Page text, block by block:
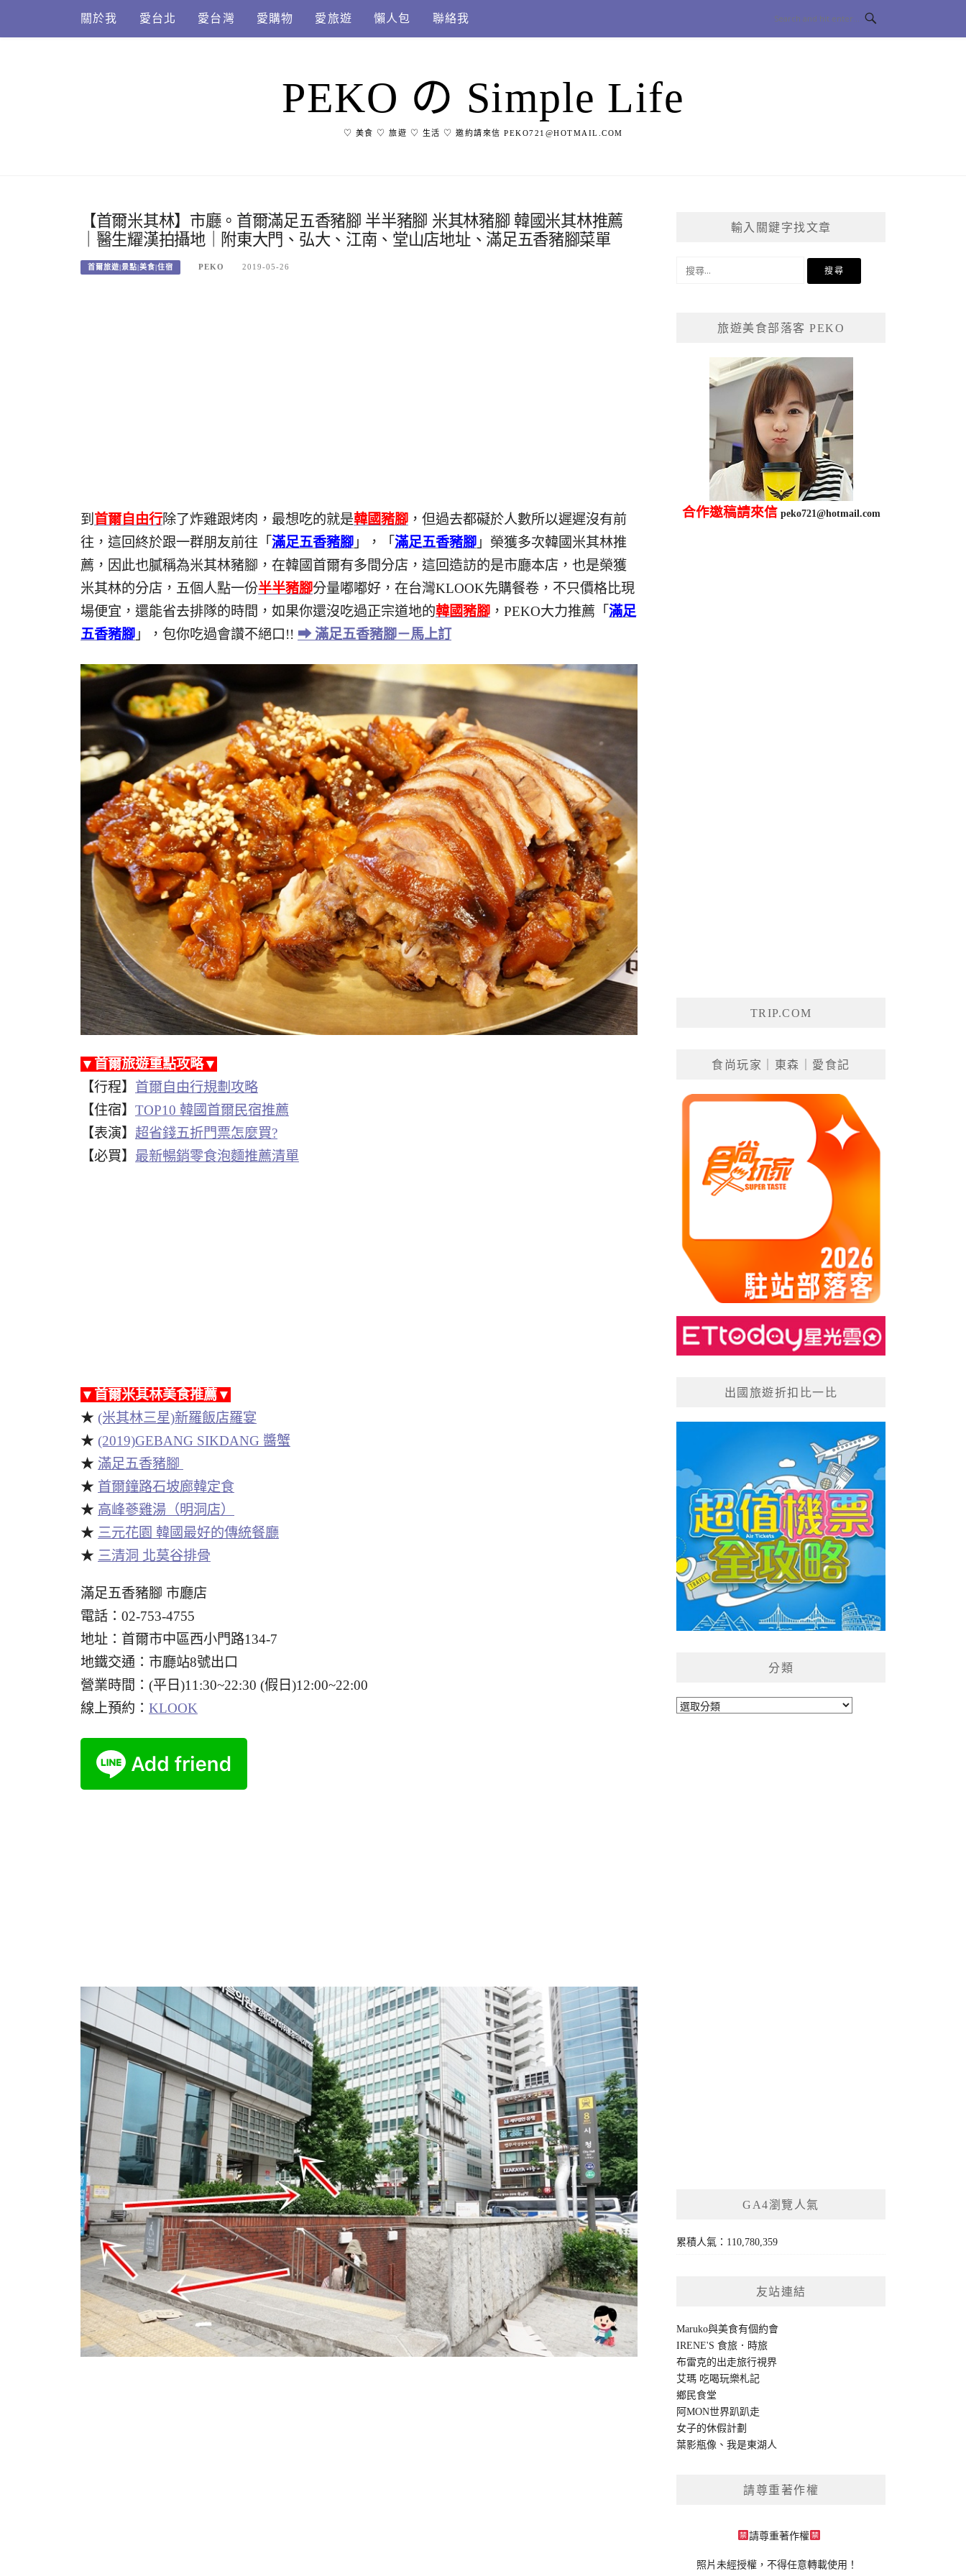
content
關於我 愛台北 愛台灣 愛購物 愛旅遊 懶人包 聯絡我
PEKO の Simple Life
♡ 美食 ♡ 旅遊 ♡ 生活 ♡ 邀約請來信 PEKO721@HOTMAIL.COM
【首爾米其林】市廳。首爾滿足五香豬腳 半半豬腳 米其林豬腳 韓國米其林推薦
｜醫生耀漢拍攝地｜附東大門、弘大、江南、堂山店地址、滿足五香豬腳菜單
首爾旅遊|景點|美食|住宿 PEKO 2019-05-26
到 首爾自由行除了炸雞跟烤肉，最想吃的就是韓國豬腳 ，但過去都礙於人數所以遲遲沒有前
往，這回終於跟一群朋友前往「 滿足五香豬腳 」，「 滿足五香豬腳 」榮獲多次韓國米其林推
薦，因此也膩稱為米其林豬腳，在韓國首爾有多間分店，這回造訪的是市廳本店，也是榮獲
米其林的分店，五個人點一份半半豬腳分量嘟嘟好，在台灣KLOOK先購餐卷，不只價格比現
場便宜，還能省去排隊的時間，如果你還沒吃過正宗道地的韓國豬腳 ，PEKO大力推薦「 滿足
五香豬腳 」，包你吃過會讚不絕口!! ➡ 滿足五香豬腳－馬上訂
▼首爾旅遊重點攻略▼
【行程】 首爾自由行規劃攻略
【住宿】 TOP10 韓國首爾民宿推薦
【表演】 超省錢五折門票怎麼買?
【必買】 最新暢銷零食泡麵推薦清單
▼首爾米其林美食推薦▼
★ (米其林三星)新羅飯店羅宴
★ (2019)GEBANG SIKDANG 醬蟹
★ 滿足五香豬腳
★ 首爾鐘路石坡廊韓定食
★ 高峰蔘雞湯（明洞店）
★ 三元花園 韓國最好的傳統餐廳
★ 三清洞 北莫谷排骨
滿足五香豬腳 市廳店
電話：02-753-4755
地址：首爾市中區西小門路134-7
地鐵交通：市廳站8號出口
營業時間：(平日)11:30~22:30 (假日)12:00~22:00
線上預約： KLOOK
輸入關鍵字找文章
旅遊美食部落客 PEKO
合作邀稿請來信 peko721@hotmail.com
TRIP.COM
食尚玩家｜東森｜愛食記
出國旅遊折扣比一比
分類
分
GA4瀏覽人氣
累積人氣：110,780,359
友站連結
Maruko與美食有個約會
IRENE'S 食旅．時旅
布雷克的出走旅行視界
艾瑪 吃喝玩樂札記
鄉民食堂
阿MON世界趴趴走
女子的休假計劃
葉影瓶像 、我是東湖人
請尊重著作權
請尊重著作權
照片未經授權，不得任意轉載使用！